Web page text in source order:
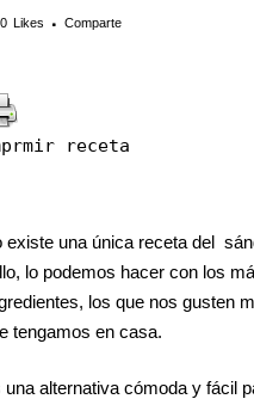
0 Likes Comparte
receta
existe una única receta del
lo podemos hacer con los
los que nos gusten
tengamos en casa.
una alternativa cómoda y fácil